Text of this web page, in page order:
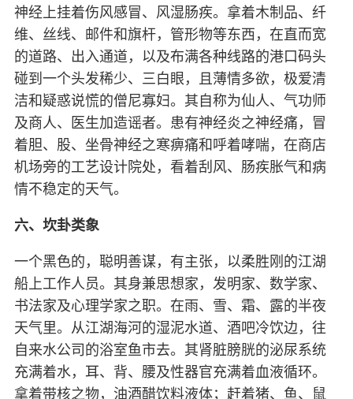
神经上挂着伤风感冒、风湿肠疾。拿着木制品、纤
维、丝线、邮件和旗杆，管形物等东西，在直而宽
的道路、出入通道，以及布满各种线路的港口码头
碰到一个头发稀少、三白眼，且薄情多欲，极爱清
洁和疑惑说慌的僧尼寡妇。其自称为仙人、气功师
及商人、医生加造谣者。患有神经炎之神经痛，冒
着胆、股、坐骨神经之寒痹痛和呼着哮喘，在商店
机场旁的工艺设计院处，看着刮风、肠疾胀气和病
情不稳定的天气。
六、坎卦类象
一个黑色的，聪明善谋，有主张，以柔胜刚的江湖
船上工作人员。其身兼思想家，发明家、数学家、
书法家及心理学家之职。在雨、雪、霜、露的半夜
天气里。从江湖海河的湿泥水道、酒吧冷饮边，往
自来水公司的浴室鱼市去。其肾脏膀胱的泌尿系统
充满着水，耳、背、腰及性器官充满着血液循环。
拿着带核之物，油酒醋饮料液体；赶着猪、鱼、鼠